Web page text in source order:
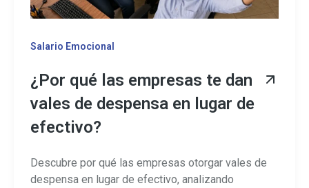
Salario Emocional
¿Por qué las empresas te dan
vales de despensa en lugar de
efectivo?
Descubre por qué las empresas otorgar vales de
despensa en lugar de efectivo, analizando